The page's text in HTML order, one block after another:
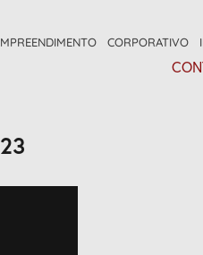
CORPORATIVO